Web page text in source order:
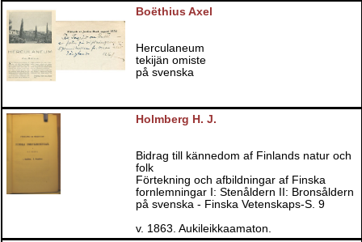
Boëthius Axel
Herculaneum
tekijän omiste
på svenska
Holmberg H. J.
Bidrag till kännedom af Finlands natur och
folk
Förtekning och afbildningar af Finska
fornlemningar I: Stenåldern II: Bronsåldern
på svenska - Finska Vetenskaps-S. 9
v. 1863. Aukileikkaamaton.